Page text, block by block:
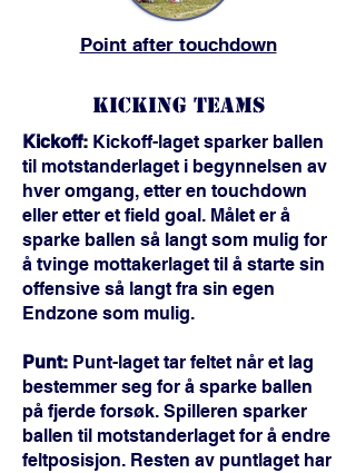
Point after touchdown
Kicking Teams
Kickoff: Kickoff-laget sparker ballen
til motstanderlaget i begynnelsen av
hver omgang, etter en touchdown
eller etter et field goal. Målet er å
sparke ballen så langt som mulig for
å tvinge mottakerlaget til å starte sin
offensive så langt fra sin egen
Endzone som mulig.
Punt: Punt-laget tar feltet når et lag
bestemmer seg for å sparke ballen
på fjerde forsøk. Spilleren sparker
ballen til motstanderlaget for å endre
feltposisjon. Resten av puntlaget har